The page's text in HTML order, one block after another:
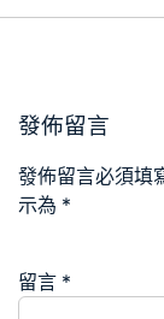
發佈留言
發佈留言必須填
示為 *
留言 *